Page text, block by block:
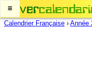
≡
Calendrier Française › Année